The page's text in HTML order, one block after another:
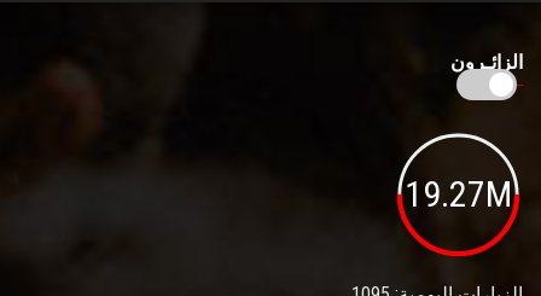
الزائـرون
19.27M